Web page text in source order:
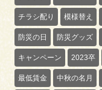
チラシ配り 模様替え
防災の日 防災グッズ
キャンペーン 2023卒
最低賃金 中秋の名月